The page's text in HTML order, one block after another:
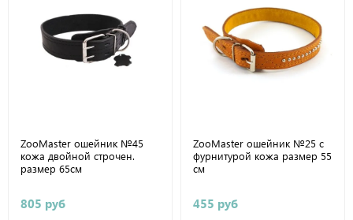
ZooMaster ошейник №45
кожа двойной строчен.
размер 65см
805 руб
ZooMaster ошейник №25 с
фурнитурой кожа размер 55
см
455 руб